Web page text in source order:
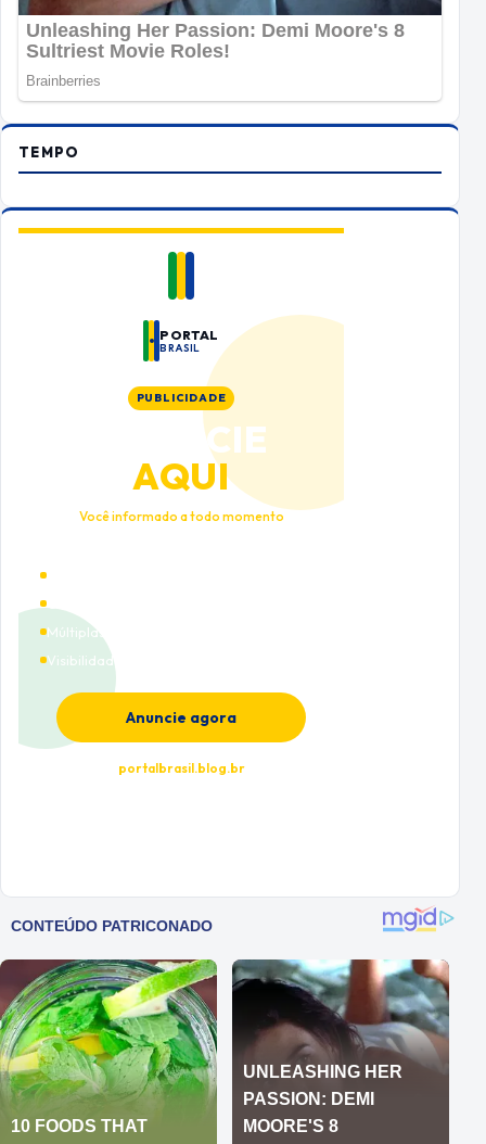
TEMPO
PORTAL
BRASIL
PUBLICIDADE
ANUNCIE
AQUI
Você informado a todo momento
Múltiplas categorias
Visibilidade premium
Anuncie agora
portalbrasil.blog.br